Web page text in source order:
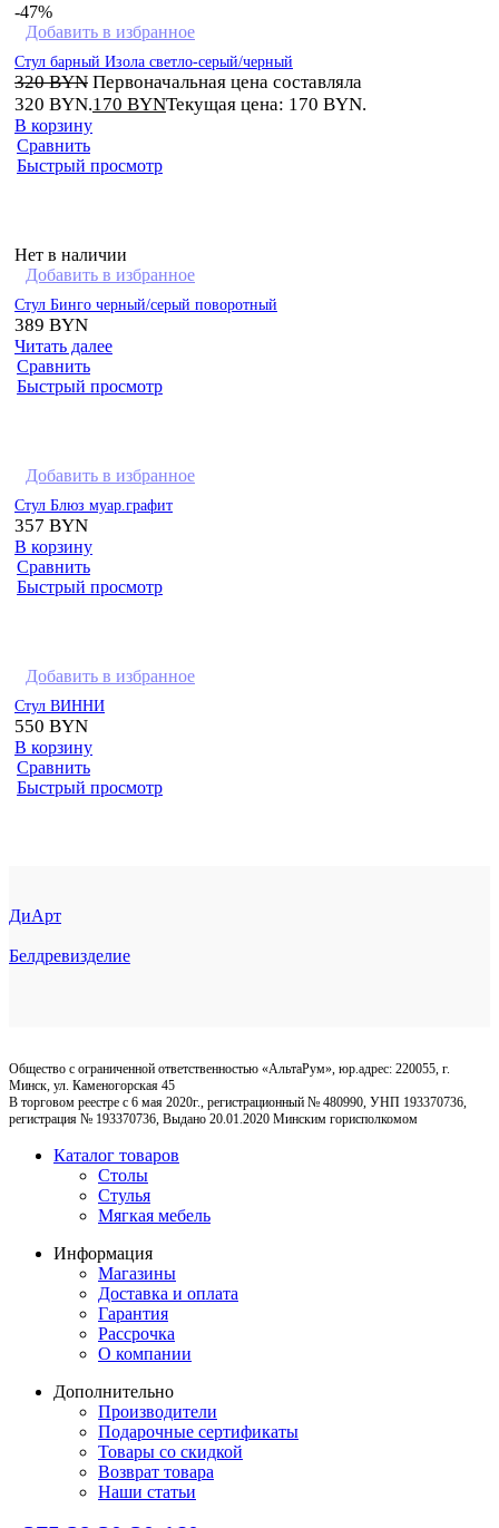
-47%
Добавить в избранное
Стул барный Изола светло-серый/черный
320BYN Первоначальная цена составляла
320 BYN.170 BYNТекущая цена: 170 BYN.
В корзину
Сравнить
Быстрый просмотр
Нет в наличии
Добавить в избранное
Стул Бинго черный/серый поворотный
389 BYN
Читать далее
Сравнить
Быстрый просмотр
Добавить в избранное
Стул Блюз муар.графит
357 BYN
В корзину
Сравнить
Быстрый просмотр
Добавить в избранное
Стул ВИННИ
550 BYN
В корзину
Сравнить
Быстрый просмотр
ДиАрт
Белдревизделие
Общество с ограниченной ответственностью «АльтаРум», юр.адрес: 220055, г.
Минск, ул. Каменогорская 45
В торговом реестре с 6 мая 2020г., регистрационный № 480990, УНП 193370736,
регистрация № 193370736, Выдано 20.01.2020 Минским горисполкомом
Каталог товаров
Столы
Стулья
Мягкая мебель
Информация
Магазины
Доставка и оплата
Гарантия
Рассрочка
О компании
Дополнительно
Производители
Подарочные сертификаты
Товары со скидкой
Возврат товара
Наши статьи